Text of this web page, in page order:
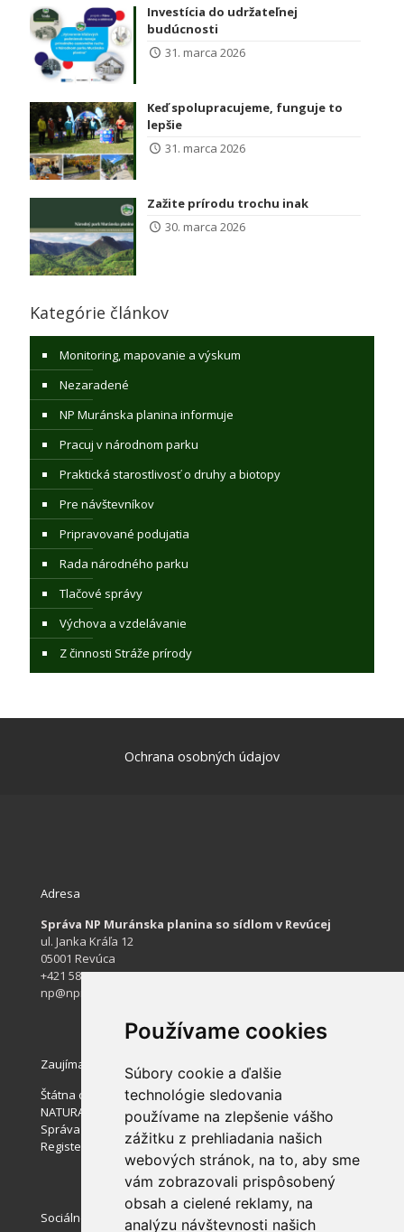
Používame cookies
Súbory cookie a ďalšie
technológie sledovania
používame na zlepšenie vášho
zážitku z prehliadania našich
webových stránok, na to, aby sme
vám zobrazovali prispôsobený
obsah a cielené reklamy, na
analýzu návštevnosti našich
Investícia do udržateľnej
budúcnosti
31. marca 2026
Keď spolupracujeme, funguje to
lepšie
31. marca 2026
Zažite prírodu trochu inak
30. marca 2026
Kategórie článkov
Monitoring, mapovanie a výskum
Nezaradené
NP Muránska planina informuje
Pracuj v národnom parku
Praktická starostlivosť o druhy a biotopy
Pre návštevníkov
Pripravované podujatia
Rada národného parku
Tlačové správy
Výchova a vzdelávanie
Z činnosti Stráže prírody
Ochrana osobných údajov
Adresa
Správa NP Muránska planina so sídlom v Revúcej
ul. Janka Kráľa 12
05001 Revúca
+421 584 422 061
np@npmuranskaplanina.sk
Zaujímavé stránky
Štátna ochrana prírody SR
NATURA 2000
Správa slovenských jaskýň
Register ponúkaného majetku štátu
Sociálne siete